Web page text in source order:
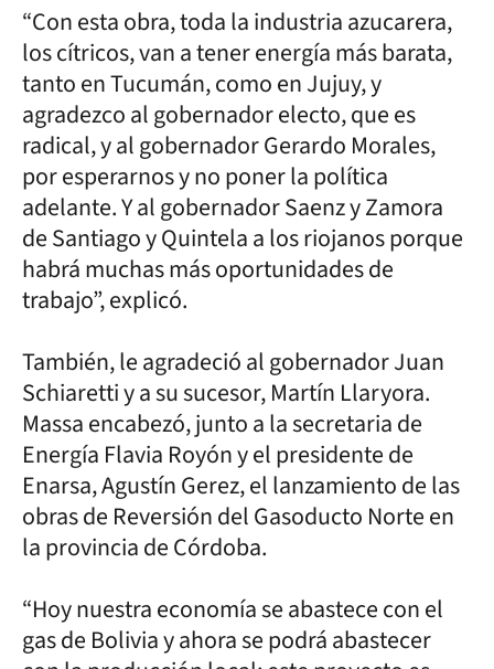
“Con esta obra, toda la industria azucarera,
los cítricos, van a tener energía más barata,
tanto en Tucumán, como en Jujuy, y
agradezco al gobernador electo, que es
radical, y al gobernador Gerardo Morales,
por esperarnos y no poner la política
adelante. Y al gobernador Saenz y Zamora
de Santiago y Quintela a los riojanos porque
habrá muchas más oportunidades de
trabajo”, explicó.
También, le agradeció al gobernador Juan
Schiaretti y a su sucesor, Martín Llaryora.
Massa encabezó, junto a la secretaria de
Energía Flavia Royón y el presidente de
Enarsa, Agustín Gerez, el lanzamiento de las
obras de Reversión del Gasoducto Norte en
la provincia de Córdoba.
“Hoy nuestra economía se abastece con el
gas de Bolivia y ahora se podrá abastecer